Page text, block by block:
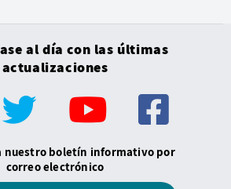
al día con las últimas
actualizaciones
nuestro boletín informativo por
correo electrónico